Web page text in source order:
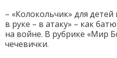
– «Колокольчик» для
в руке – в атаку» – как
на войне. В рубрике «Мир
чечевички.